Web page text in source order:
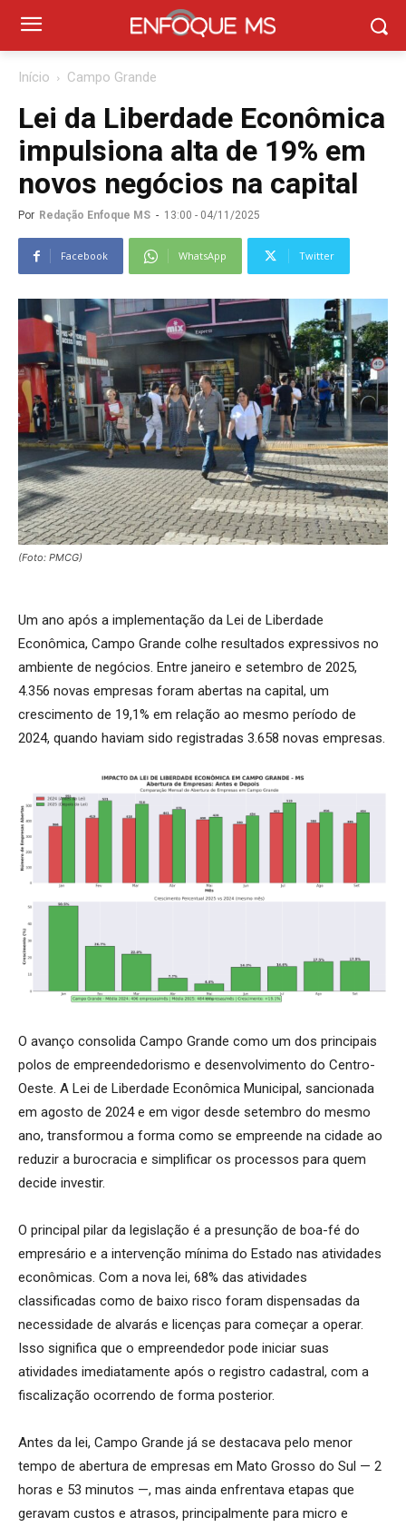
Início Campo Grande
Lei da Liberdade Econômica
impulsiona alta de 19% em
novos negócios na capital
Por Redação Enfoque MS - 13:00 - 04/11/2025
Facebook WhatsApp Twitter
(Foto: PMCG)
Um ano após a implementação da Lei de Liberdade
Econômica, Campo Grande colhe resultados expressivos no
ambiente de negócios. Entre janeiro e setembro de 2025,
4.356 novas empresas foram abertas na capital, um
crescimento de 19,1% em relação ao mesmo período de
2024, quando haviam sido registradas 3.658 novas empresas.
O avanço consolida Campo Grande como um dos principais
polos de empreendedorismo e desenvolvimento do Centro-
Oeste. A Lei de Liberdade Econômica Municipal, sancionada
em agosto de 2024 e em vigor desde setembro do mesmo
ano, transformou a forma como se empreende na cidade ao
reduzir a burocracia e simplificar os processos para quem
decide investir.
O principal pilar da legislação é a presunção de boa-fé do
empresário e a intervenção mínima do Estado nas atividades
econômicas. Com a nova lei, 68% das atividades
classificadas como de baixo risco foram dispensadas da
necessidade de alvarás e licenças para começar a operar.
Isso significa que o empreendedor pode iniciar suas
atividades imediatamente após o registro cadastral, com a
fiscalização ocorrendo de forma posterior.
Antes da lei, Campo Grande já se destacava pelo menor
tempo de abertura de empresas em Mato Grosso do Sul — 2
horas e 53 minutos —, mas ainda enfrentava etapas que
geravam custos e atrasos, principalmente para micro e